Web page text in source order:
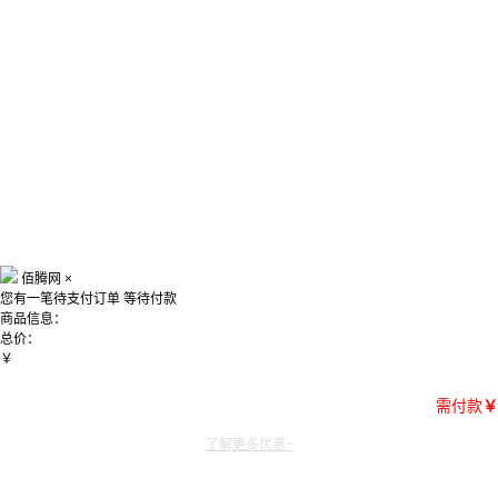
佰腾网 ×
您有一笔待支付订单 等待付款
商品信息：
总价：
￥
需付款￥
了解更多优惠~